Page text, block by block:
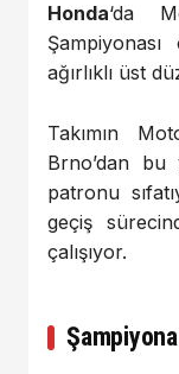
Honda‘da
ağırlıklı üst
Takımın
Brno’dan bu
patronu
geçiş
çalışıyor.